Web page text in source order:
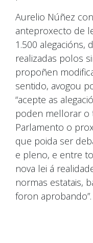
Aurelio Núñez
anteproxecto de
1.500 alegacións,
realizadas polos
propoñen
sentido, avogou
“acepte as
poden mellorar o
Parlamento o
que poida ser
e pleno, e entre
nova lei á
normas estatais,
foron aprobando”.